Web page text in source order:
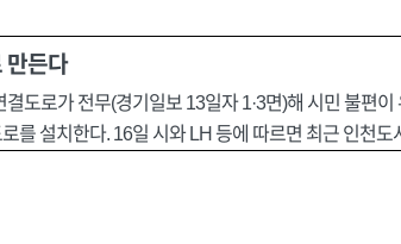
만든다
결도로가 전무(경기일보 13일자 1·3면)해 시민 불편
를 설치한다. 16일 시와 LH 등에 따르면 최근 인천도